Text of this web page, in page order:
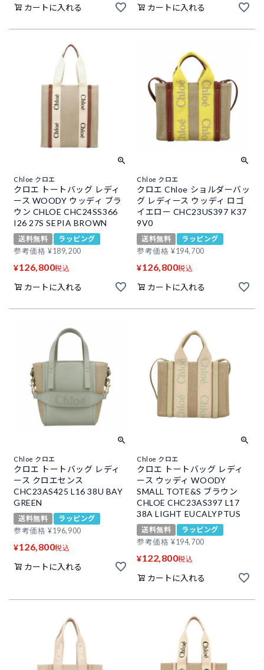
カートに入れる カートに入れる
Chloe クロエ
クロエ トートバッグ レディ
ース WOODY ウッディ ブラ
ウン CHLOE CHC24SS366
I26 27S SEPIA BROWN
送料無料
ラッピング
参考価格 ¥189,200
¥126,800税込
カートに入れる
Chloe クロエ
クロエ Chloe ショルダーバッ
グ レディース ウッディ ロゴ
イエロー CHC23US397 K37
9V0
送料無料
ラッピング
参考価格 ¥194,700
¥126,800税込
カートに入れる
Chloe クロエ
クロエ トートバッグ レディ
ース クロエセンス
CHC23AS425 L16 38U BAY
GREEN
送料無料
ラッピング
参考価格 ¥196,900
¥126,800税込
カートに入れる
Chloe クロエ
クロエ トートバッグ レディ
ース ウッディ WOODY
SMALL TOTE&S ブラウン
CHLOE CHC23AS397 L17
38A LIGHT EUCALYPTUS
送料無料
ラッピング
参考価格 ¥194,700
¥122,800税込
カートに入れる